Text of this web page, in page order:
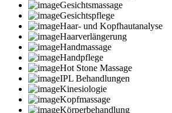
Gesichtsmassage
Gesichtspflege
Haar- und Kopfhautanalyse
Haarverlängerung
Handmassage
Handpflege
Hot Stone Massage
IPL Behandlungen
Kinesiologie
Kopfmassage
Körperbehandlung